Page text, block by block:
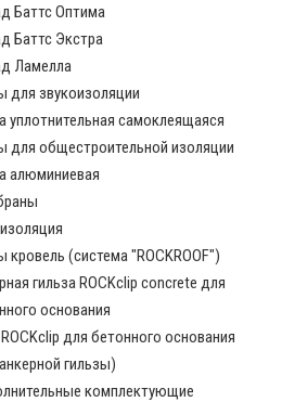
Баттс Оптима
Баттс Экстра
Ламелла
для звукоизоляции
уплотнительная самоклеящаяся
для общестроительной изоляции
алюминиевая
(система "ROCKROOF")
гильза ROCKclip concrete для
основания
для бетонного основания
гильзы)
комплектующие